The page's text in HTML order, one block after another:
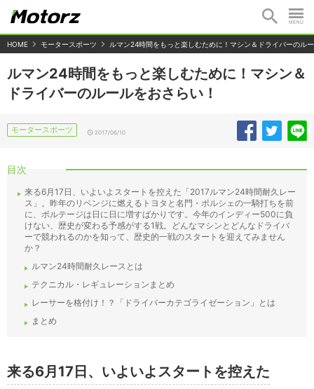
HOME モータースポーツ ルマン24時間をもっと楽しむために！マシン＆ドライバーのル
ルマン24時間をもっと楽しむために！マシン＆
ドライバーのルールをおさらい！
モータースポーツ 2017/06/10
目次
来る6月17日、いよいよスタートを控えた「2017ルマン24時間耐久レー
ス」。昨年のリベンジに燃えるトヨタと名門・ポルシェの一騎打ちを前
に、ボルテージは日に日に増すばかりです。今年のインディー500に負
けない、歴史が変わる予感がする1戦。どんなマシンとどんなドライバ
ーで競われるのかを知って、歴史的一戦のスタートを迎えてみません
か？
ルマン24時間耐久レースとは
テクニカル・レギュレーションまとめ
レーサーを格付け！？「ドライバーカテゴライゼーション」とは
まとめ
来る6月17日、いよいよスタートを控えた